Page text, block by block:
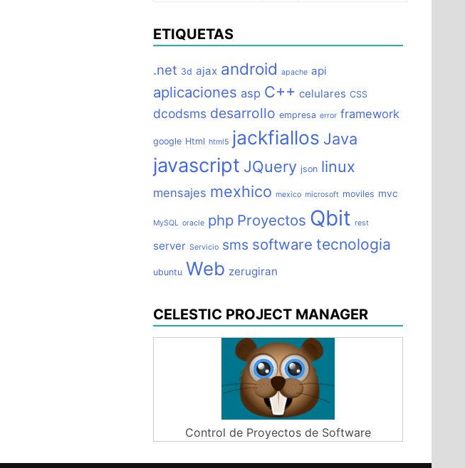
ETIQUETAS
.net 3d ajax android apache api
aplicaciones asp C++ celulares CSS
dcodsms desarrollo empresa error framework
google Html html5 jackfiallos Java
javascript JQuery json linux
mensajes mexhico mexico microsoft moviles mvc
MySQL oracle php Proyectos Qbit rest
server Servicio sms software tecnologia
ubuntu Web zerugiran
CELESTIC PROJECT MANAGER
Control de Proyectos de Software